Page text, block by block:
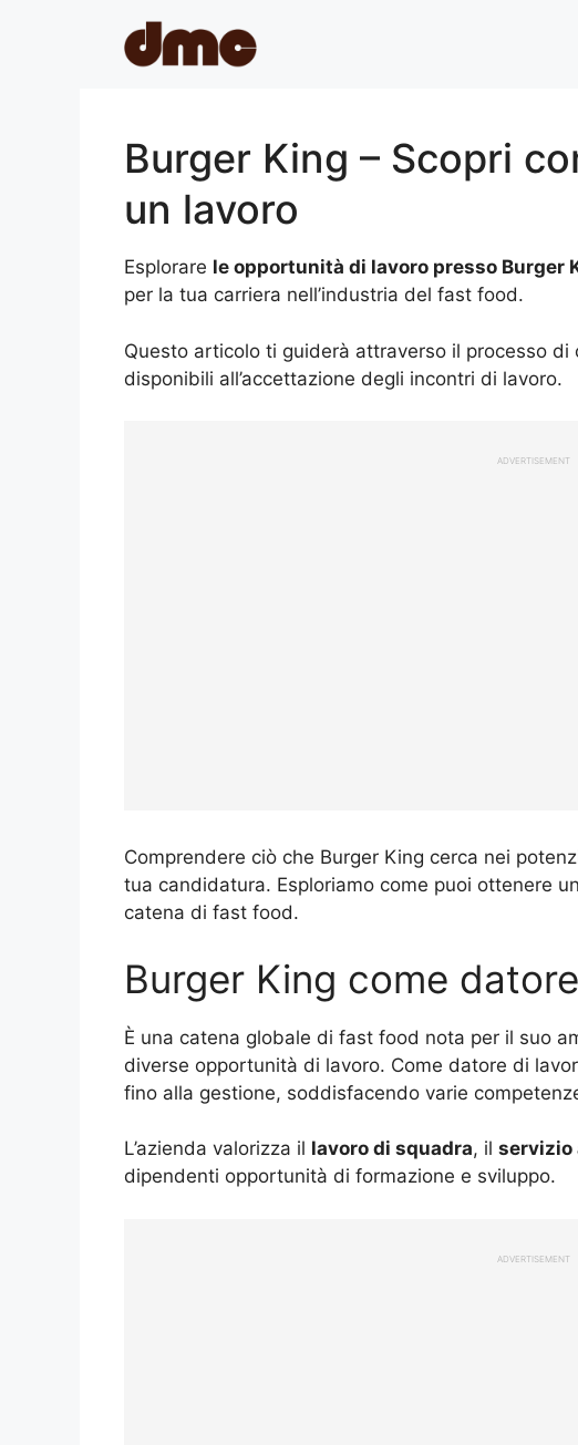
Burger King – Scopri
un lavoro
Esplorare le opportunità di lavoro presso Burger
per la tua carriera nell’industria del fast food.
Questo articolo ti guiderà attraverso il processo
disponibili all’accettazione degli incontri di lavoro.
ADVERTISEMENT
Comprendere ciò che Burger King cerca nei
tua candidatura. Esploriamo come puoi ottenere
catena di fast food.
Burger King come
È una catena globale di fast food nota per il suo
diverse opportunità di lavoro. Come datore di
fino alla gestione, soddisfacendo varie
L’azienda valorizza il lavoro di squadra, il servizio
dipendenti opportunità di formazione e sviluppo.
ADVERTISEMENT